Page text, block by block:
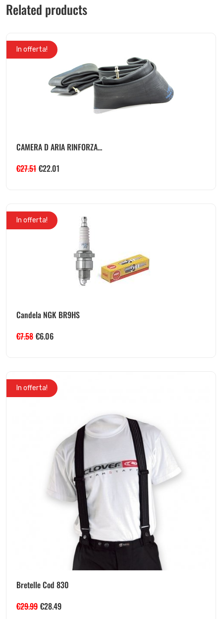
Related products
In offerta!
CAMERA D ARIA RINFORZA...
€27.51 €22.01
In offerta!
Candela NGK BR9HS
€7.58 €6.06
In offerta!
Bretelle Cod 830
€29.99 €28.49